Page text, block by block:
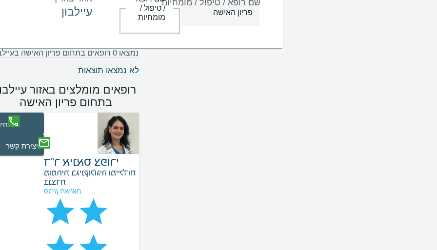
שם רופא / טיפול / מומחיות
/ טיפול /
מומחיות
נמצאו 0 רופאים בתחום פריון האישה בעיילבון
לא נמצאו תוצאות
רופאים מומלצים באזור
בתחום פריון האישה
ד"ר אינאס צפורי
מומחית בגינקולוגיה ומיילדות
בנצרת
פריון האישה
יצירת קשר